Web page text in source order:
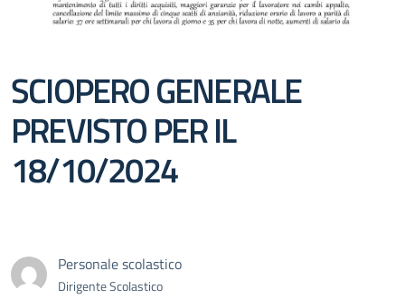
SCIOPERO GENERALE
PREVISTO PER IL
18/10/2024
Personale scolastico
Dirigente Scolastico